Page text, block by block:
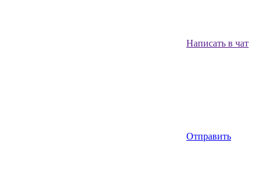
Написать в чат
Отправить